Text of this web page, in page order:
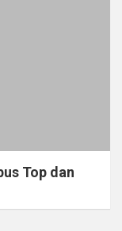
Top dan